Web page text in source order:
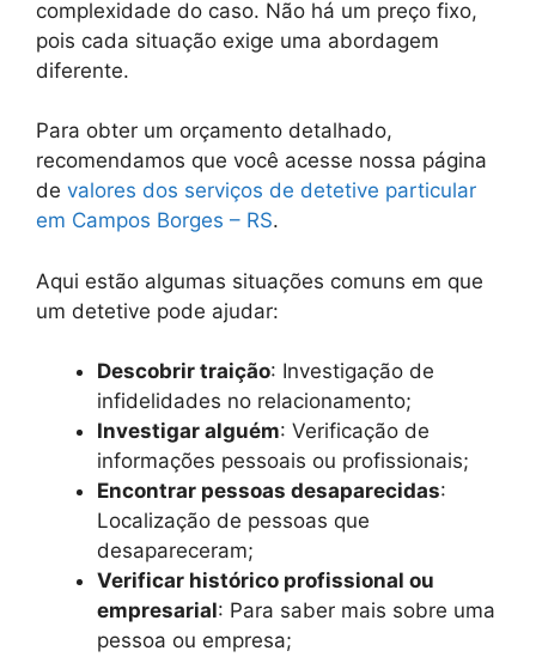
complexidade do caso. Não há um preço fixo,
pois cada situação exige uma abordagem
diferente.
Para obter um orçamento detalhado,
recomendamos que você acesse nossa página
de valores dos serviços de detetive particular
em Campos Borges – RS.
Aqui estão algumas situações comuns em que
um detetive pode ajudar:
Descobrir traição: Investigação de
infidelidades no relacionamento;
Investigar alguém: Verificação de
informações pessoais ou profissionais;
Encontrar pessoas desaparecidas:
Localização de pessoas que
desapareceram;
Verificar histórico profissional ou
empresarial: Para saber mais sobre uma
pessoa ou empresa;